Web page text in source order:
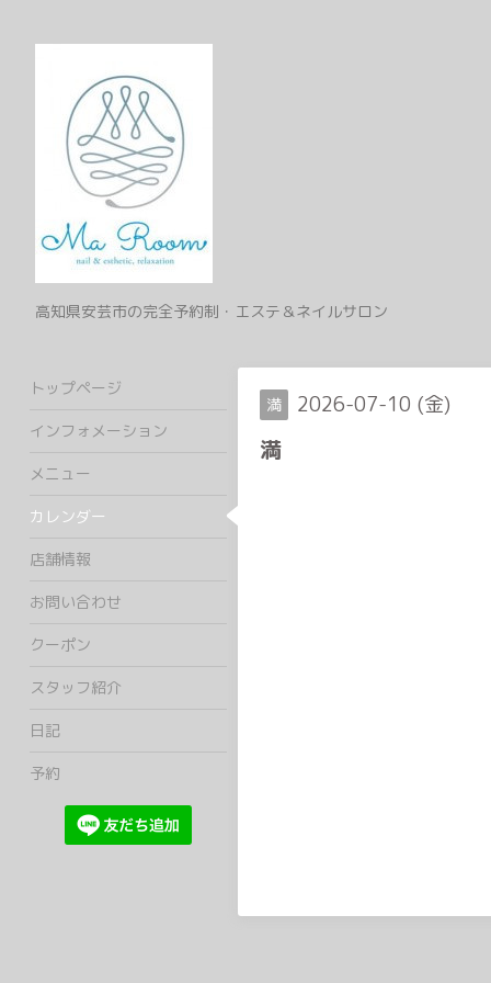
高知県安芸市の完全予約制・エステ＆ネイルサロン
満 2026-07-10 (金)
満
トップページ
インフォメーション
メニュー
カレンダー
店舗情報
お問い合わせ
クーポン
スタッフ紹介
日記
予約